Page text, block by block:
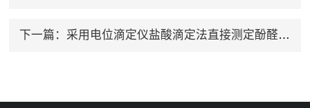
下一篇： 采用电位滴定仪盐酸滴定法直接测定酚醛树脂中六亚甲基四胺的含量